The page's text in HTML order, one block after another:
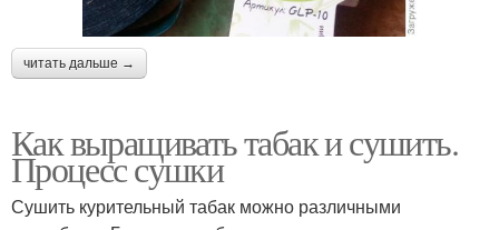
читать дальше →
Как выращивать табак и сушить.
Процесс сушки
Сушить курительный табак можно различными